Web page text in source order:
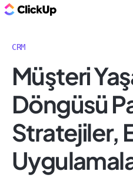
CRM
Müşteri
Döngüsü
Stratejiler,